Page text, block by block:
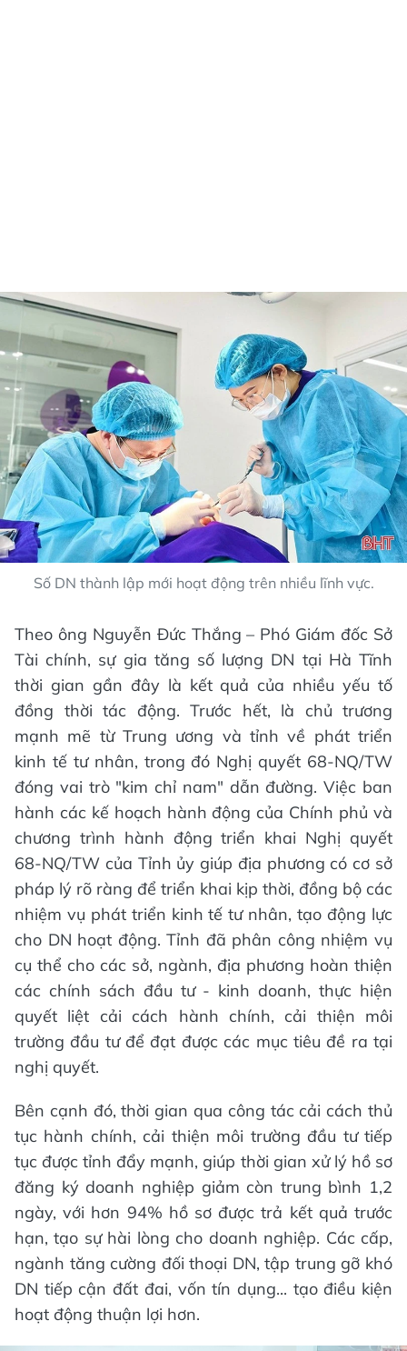
Số DN thành lập mới hoạt động trên nhiều lĩnh vực.
Theo ông Nguyễn Đức Thắng – Phó Giám đốc Sở
Tài chính, sự gia tăng số lượng DN tại Hà Tĩnh
thời gian gần đây là kết quả của nhiều yếu tố
đồng thời tác động. Trước hết, là chủ trương
mạnh mẽ từ Trung ương và tỉnh về phát triển
kinh tế tư nhân, trong đó Nghị quyết 68-NQ/TW
đóng vai trò "kim chỉ nam" dẫn đường. Việc ban
hành các kế hoạch hành động của Chính phủ và
chương trình hành động triển khai Nghị quyết
68-NQ/TW của Tỉnh ủy giúp địa phương có cơ sở
pháp lý rõ ràng để triển khai kịp thời, đồng bộ các
nhiệm vụ phát triển kinh tế tư nhân, tạo động lực
cho DN hoạt động. Tỉnh đã phân công nhiệm vụ
cụ thể cho các sở, ngành, địa phương hoàn thiện
các chính sách đầu tư - kinh doanh, thực hiện
quyết liệt cải cách hành chính, cải thiện môi
trường đầu tư để đạt được các mục tiêu đề ra tại
nghị quyết.
Bên cạnh đó, thời gian qua công tác cải cách thủ
tục hành chính, cải thiện môi trường đầu tư tiếp
tục được tỉnh đẩy mạnh, giúp thời gian xử lý hồ sơ
đăng ký doanh nghiệp giảm còn trung bình 1,2
ngày, với hơn 94% hồ sơ được trả kết quả trước
hạn, tạo sự hài lòng cho doanh nghiệp. Các cấp,
ngành tăng cường đối thoại DN, tập trung gỡ khó
DN tiếp cận đất đai, vốn tín dụng... tạo điều kiện
hoạt động thuận lợi hơn.